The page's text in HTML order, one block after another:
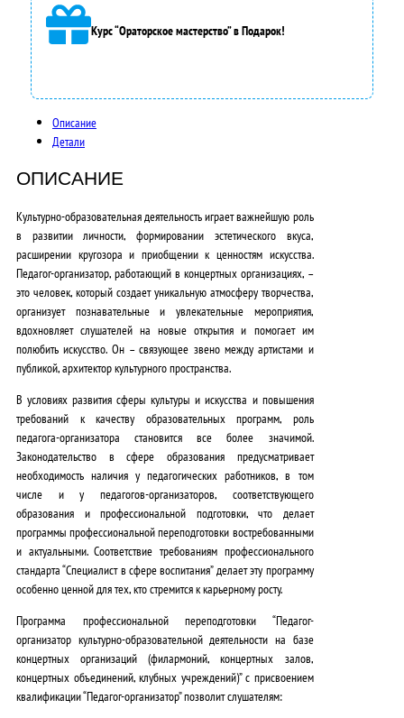
а
3
5
0
0
0
0
0
₽
.
Курс “Ораторское мастерство” в Подарок!
Описание
Детали
ОПИСАНИЕ
Культурно-образовательная деятельность играет важнейшую роль
в развитии личности, формировании эстетического вкуса,
расширении кругозора и приобщении к ценностям искусства.
Педагог-организатор, работающий в концертных организациях, –
это человек, который создает уникальную атмосферу творчества,
организует познавательные и увлекательные мероприятия,
вдохновляет слушателей на новые открытия и помогает им
полюбить искусство. Он – связующее звено между артистами и
публикой, архитектор культурного пространства.
В условияхразвития сферы культуры и искусства и повышения
требований к качеству образовательных программ, роль
педагога-организатора становится все более значимой.
Законодательство в сфере образованияпредусматривает
необходимость наличия у педагогических работников, в том
числе и у педагогов-организаторов, соответствующего
образования и профессиональной подготовки, что делает
программы профессиональной переподготовки востребованными
и актуальными.Соответствие требованиям профессионального
стандарта“Специалист в сфере воспитания” делает эту программу
особенно ценной для тех, кто стремится к карьерному росту.
Программа профессиональной переподготовки “Педагог-
организатор культурно-образовательной деятельности на базе
концертных организаций (филармоний, концертных залов,
концертных объединений, клубных учреждений)” с присвоением
квалификации “Педагог-организатор” позволит слушателям: